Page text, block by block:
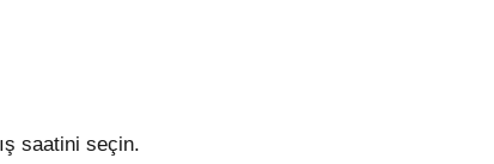
saatini seçin.